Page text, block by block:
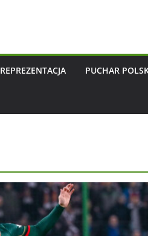
REPREZENTACJA PUCHAR